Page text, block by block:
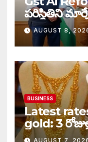
పరిస్థితిని
AUGUST 8,
BUSINESS
Latest
gold: 3
తులం గోల్డ్…
AUGUST 7,